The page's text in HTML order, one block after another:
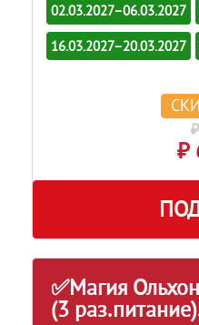
02.03.2027–06.03.2027
16.03.2027–20.03.2027
₽
✅Магия
(3